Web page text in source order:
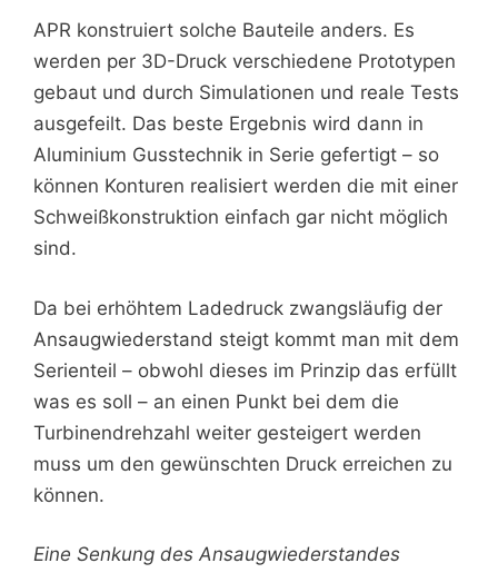
APR konstruiert solche Bauteile anders. Es
werden per 3D-Druck verschiedene Prototypen
gebaut und durch Simulationen und reale Tests
ausgefeilt. Das beste Ergebnis wird dann in
Aluminium Gusstechnik in Serie gefertigt – so
können Konturen realisiert werden die mit einer
Schweißkonstruktion einfach gar nicht möglich
sind.
Da bei erhöhtem Ladedruck zwangsläufig der
Ansaugwiederstand steigt kommt man mit dem
Serienteil – obwohl dieses im Prinzip das erfüllt
was es soll – an einen Punkt bei dem die
Turbinendrehzahl weiter gesteigert werden
muss um den gewünschten Druck erreichen zu
können.
Eine Senkung des Ansaugwiederstandes